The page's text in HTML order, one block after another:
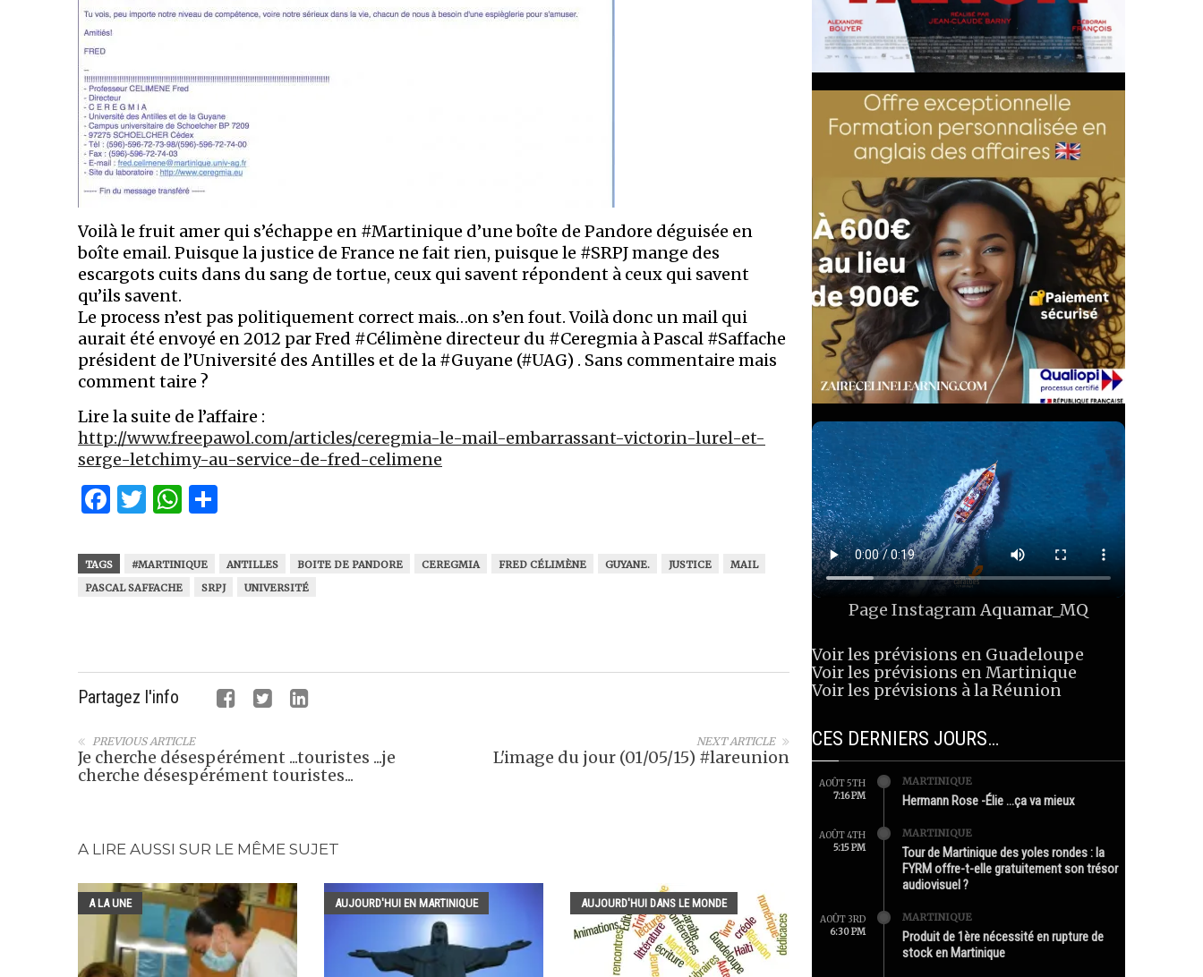
Voilà le fruit amer qui s’échappe en #Martinique d’une boîte de Pandore déguisée en
boîte email. Puisque la justice de France ne fait rien, puisque le #SRPJ mange des
escargots cuits dans du sang de tortue, ceux qui savent répondent à ceux qui savent
qu’ils savent.
Le process n’est pas politiquement correct mais…on s’en fout. Voilà donc un mail qui
aurait été envoyé en 2012 par Fred #Célimène directeur du #Ceregmia à Pascal #Saffache
président de l’Université des Antilles et de la #Guyane (#UAG) . Sans commentaire mais
comment taire ?
Lire la suite de l’affaire :
http://www.freepawol.com/articles/ceregmia-le-mail-embarrassant-victorin-lurel-et-
serge-letchimy-au-service-de-fred-celimene
Facebook
Twitter
WhatsApp
TAGS #MARTINIQUE ANTILLES BOITE DE PANDORE CEREGMIA FRED CÉLIMÈNE GUYANE. JUSTICE
MAIL
PASCAL SAFFACHE
SRPJ UNIVERSITÉ
Partagez l'info
NEXT ARTICLE
L'image du jour (01/05/15) #lareunion
PREVIOUS ARTICLE
Je cherche désespérément ...touristes ...je
cherche désespérément touristes...
A LIRE AUSSI SUR LE MÊME SUJET
A LA UNE AUJOURD'HUI EN MARTINIQUE AUJOURD'HUI DANS LE MONDE
Page InstagramAquamar_MQ
Voir les prévisions en Guadeloupe
Voir les prévisions en Martinique
Voir les prévisions à la Réunion
CES DERNIERS JOURS…
AOÛT 5TH
7:16 PM
MARTINIQUE
Hermann Rose -Élie …ça va mieux
AOÛT 4TH
5:15 PM
MARTINIQUE
Tour de Martinique des yoles rondes : la
FYRM offre-t-elle gratuitement son trésor
audiovisuel ?
AOÛT 3RD
6:30 PM
MARTINIQUE
Produit de 1ère nécessité en rupture de
stock en Martinique